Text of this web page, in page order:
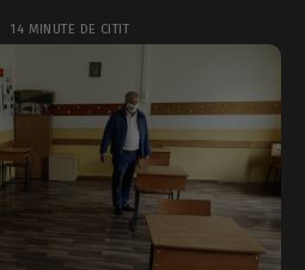
14 MINUTE DE CITIT